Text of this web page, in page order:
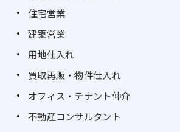
住宅営業
建築営業
用地仕入れ
買取再販・物件仕入れ
オフィス・テナント仲介
不動産コンサルタント